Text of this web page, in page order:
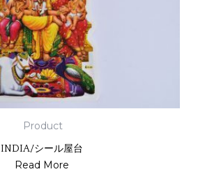
Product
INDIA/シール屋台
Read More